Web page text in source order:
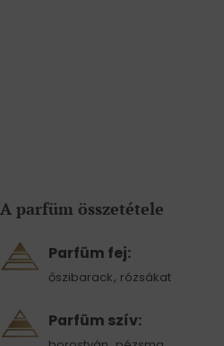
A parfüm összetétele
Parfüm fej:
őszibarack, rózsákat
Parfüm szív: